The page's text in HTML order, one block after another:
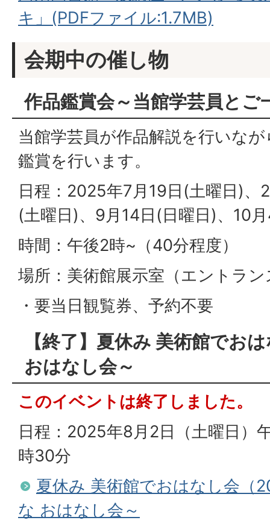
キ」(PDFファイル:1.7MB)
会期中の催し物
作品鑑賞会～当館学芸員とご
当館学芸員が作品解説を行いな
鑑賞を行います。
日程：2025年7月19日(土曜日)、
(土曜日)、9月14日(日曜日)、10
時間：午後2時~（40分程度）
場所：美術館展示室（エントラ
・要当日観覧券、予約不要
【終了】夏休み 美術館でお
おはなし会～
このイベントは終了しました。
日程：2025年8月2日（土曜日）
時30分
夏休み 美術館でおはなし会（
な おはなし会～